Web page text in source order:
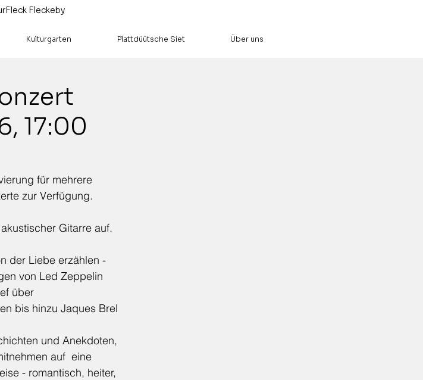
Fleckeby
Kulturgarten Plattdüütsche Siet Über uns
17:00
für mehrere
zur Verfügung.
Gitarre auf.
der Liebe erzählen -
von Led Zeppelin
über
bis hinzu Jaques Brel
und Anekdoten,
auf  eine
- romantisch, heiter,